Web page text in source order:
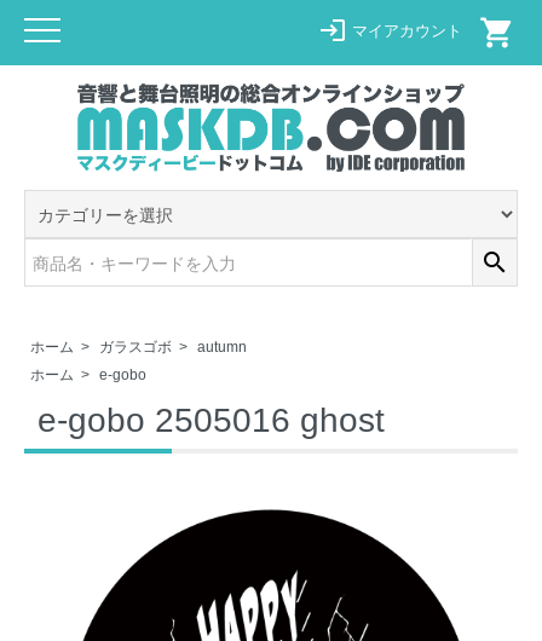
login マイアカウント shopping_cart
search
ホーム > ガラスゴボ > autumn
ホーム > e-gobo
e-gobo 2505016 ghost